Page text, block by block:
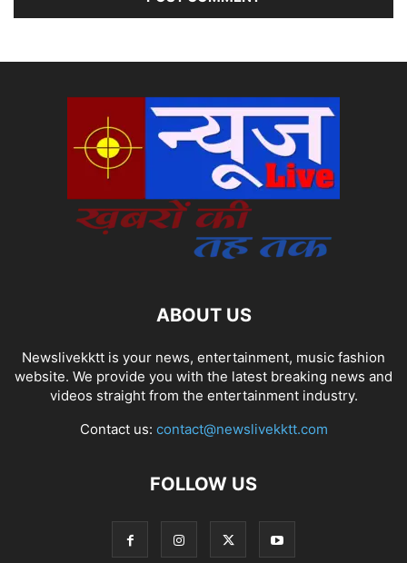
ABOUT US
Newslivekktt is your news, entertainment, music fashion
website. We provide you with the latest breaking news and
videos straight from the entertainment industry.
Contact us: contact@newslivekktt.com
FOLLOW US